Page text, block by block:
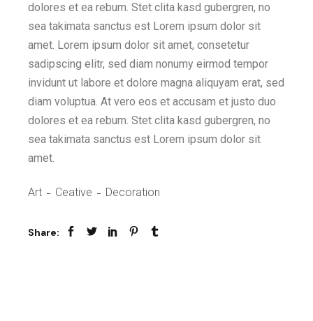
dolores et ea rebum. Stet clita kasd gubergren, no
sea takimata sanctus est Lorem ipsum dolor sit
amet. Lorem ipsum dolor sit amet, consetetur
sadipscing elitr, sed diam nonumy eirmod tempor
invidunt ut labore et dolore magna aliquyam erat, sed
diam voluptua. At vero eos et accusam et justo duo
dolores et ea rebum. Stet clita kasd gubergren, no
sea takimata sanctus est Lorem ipsum dolor sit
amet.
Art Ceative Decoration
Share: